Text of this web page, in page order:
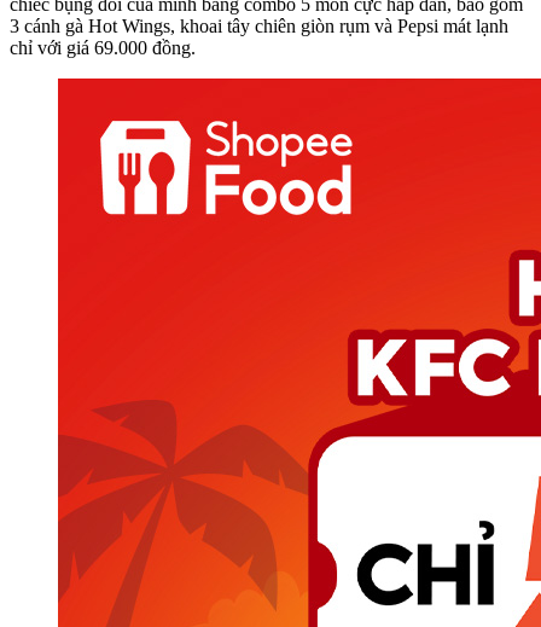
3 cánh gà Hot Wings, khoai tây chiên giòn rụm và Pepsi mát lạnh
chỉ với giá 69.000 đồng.